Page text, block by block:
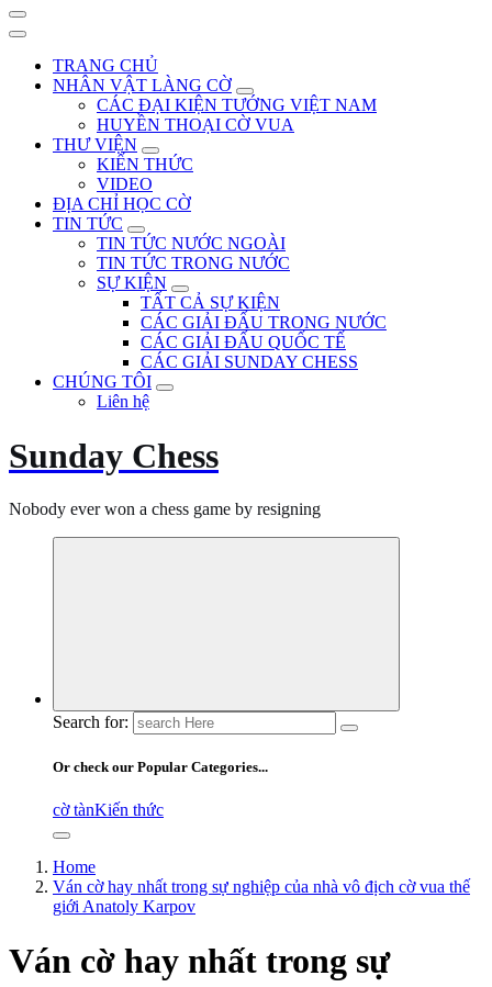
TRANG CHỦ
NHÂN VẬT LÀNG CỜ
CÁC ĐẠI KIỆN TƯỚNG VIỆT NAM
HUYỀN THOẠI CỜ VUA
THƯ VIỆN
KIẾN THỨC
VIDEO
ĐỊA CHỈ HỌC CỜ
TIN TỨC
TIN TỨC NƯỚC NGOÀI
TIN TỨC TRONG NƯỚC
SỰ KIỆN
TẤT CẢ SỰ KIỆN
CÁC GIẢI ĐẤU TRONG NƯỚC
CÁC GIẢI ĐẤU QUỐC TẾ
CÁC GIẢI SUNDAY CHESS
CHÚNG TÔI
Liên hệ
Sunday Chess
Nobody ever won a chess game by resigning
Search for:
Or check our Popular Categories...
cờ tànKiến thức
Home
Ván cờ hay nhất trong sự nghiệp của nhà vô địch cờ vua thế
giới Anatoly Karpov
Ván cờ hay nhất trong sự